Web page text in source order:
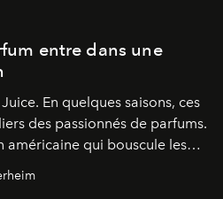
entre dans une
En quelques saisons, ces
des passionnés de parfums.
américaine qui bouscule les
en proposant
que personnelle :